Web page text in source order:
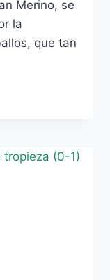
Merino, se
la
que tan